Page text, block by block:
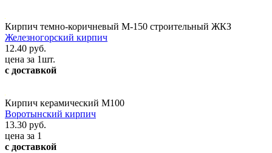
Кирпич темно-коричневый М-150 строительный ЖКЗ
Железногорский кирпич
12.40 руб.
цена за 1шт.
с доставкой
Кирпич керамический М100
Воротынский кирпич
13.30 руб.
цена за 1
с доставкой